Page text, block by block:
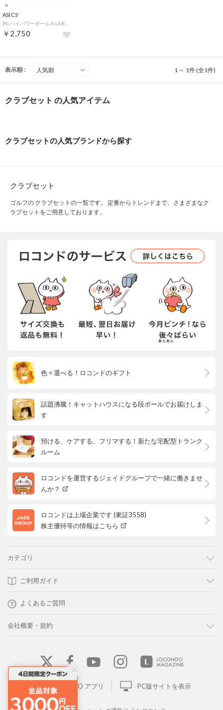
ASICS
￥2,750
表示順 : 1 ～ 1件 (全1件)
クラブセット の人気アイテム
クラブセットの人気ブランドから探す
クラブセット
ゴルフの クラブセットの一覧です。 定番からトレンドまで、さまざまなク
ラブセットをご用意しております。
色々選べる！ロコンドのギフト
話題沸騰！キャットハウスになる段ボールでお届けしま
す
預ける、ケアする、フリマする！新たな宅配型トランク
ルーム
ロコンドを運営するジェイドグループで一緒に働きませ
んか？
ロコンドは上場企業です (東証3558)
株主優待等の情報はこちら
カテゴリ
ご利用ガイド
よくあるご質問
会社概要・規約
LOCONDO アプリ PC版サイトを表示